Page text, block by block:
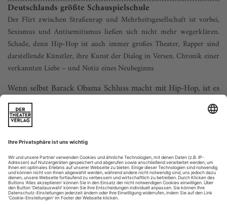
Deutschlands größte Schauspielschule
Der Flirt zwischen Straßenrap und Mehrheitsgesellschaft ist vorbei,
Sexismus und Antisemitismus ließen sich nicht mehr wegerklären.
Schade, denn Hip-Hop ist auch immer großes Theater, Rapper sind
darstellende Künstler, ihre Kunst der Dialog in Versen. Chronik einer
verkannten Liebe – und Notiz eines Neubeginns
Wenn selbst Barack Obama Schluss macht mit Hip-Hop, ist es
ernst. Zwei Wochen nach der Wahl im November dachte er in
einem Gespräch mit dem altehrwürdigen Magazin «The
Atlantic» über den Grund nach, warum Donald Trump mehr
Unterstützung von schwarzen Männern erhielt als vier Jahre
zuvor. «Rap music» handle primär von «bling, the women, the
money», und Protz, Frauen...
Rückkehr ausgeschlossen
Hermann Sinsheimers Briefe und Theaterkritiken zum Abschluss der